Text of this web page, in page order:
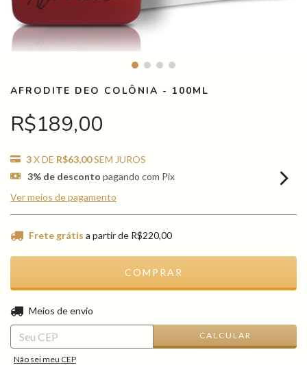
AFRODITE DEO COLÔNIA - 100ML
R$189,00
3X DE R$63,00SEM JUROS
3% de desconto pagando com Pix
Ver meios de pagamento
Frete grátis a partir de R$220,00
Entregas para o CEP:
Meios de envio
CALCULAR
Não sei meu CEP